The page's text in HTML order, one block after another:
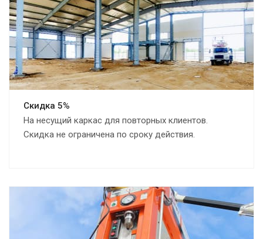
Скидка 5%
На несущий каркас для повторных клиентов.
Скидка не ограничена по сроку действия.